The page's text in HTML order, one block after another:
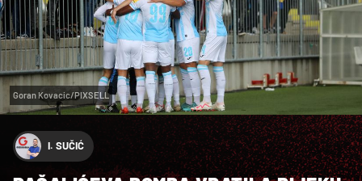
Goran Kovacic/PIXSELL
I. SUČIĆ